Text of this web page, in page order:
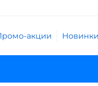
акции Новинки